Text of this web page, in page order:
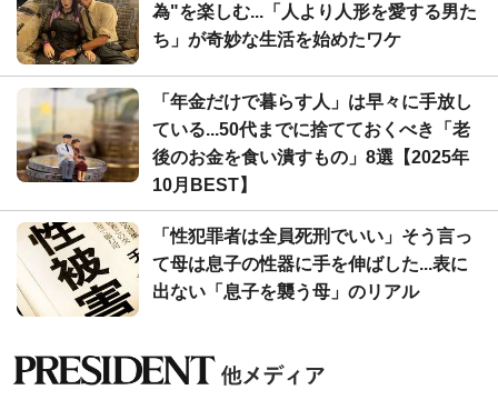
為"を楽しむ...「人より人形を愛する男た
ち」が奇妙な生活を始めたワケ
「年金だけで暮らす人」は早々に手放し
ている...50代までに捨てておくべき「老
後のお金を食い潰すもの」8選【2025年
10月BEST】
「性犯罪者は全員死刑でいい」そう言っ
て母は息子の性器に手を伸ばした...表に
出ない「息子を襲う母」のリアル